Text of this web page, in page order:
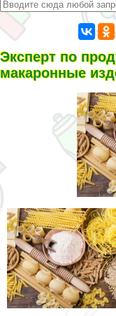
Эксперт по
макаронные